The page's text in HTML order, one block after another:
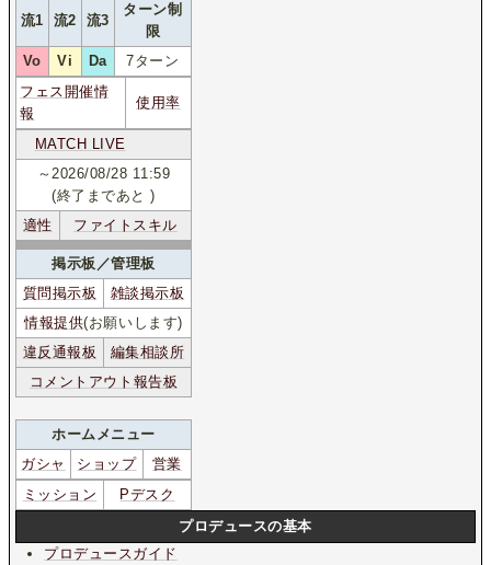
流1 流2 流3
ターン制
限
Vo
Vi Da
7ターン
フェス開催情
報
使用率
MATCH LIVE
適性 ファイトスキル
～2026/08/28 11:59
(終了まであと)
違反通報板
編集相談所
コメントアウト報告板
掲示板／管理板
質問掲示板
雑談掲示板
情報提供(お願いします)
ホームメニュー
ガシャ
ショップ
営業
ミッション
Pデスク
プロデュースの基本
プロデュースガイド